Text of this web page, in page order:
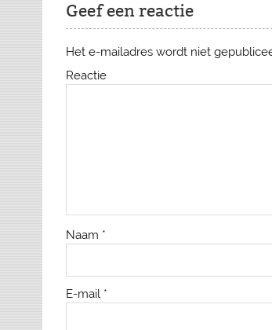
Geef een reactie
Het e-mailadres wordt niet
Reactie
Naam *
E-mail *